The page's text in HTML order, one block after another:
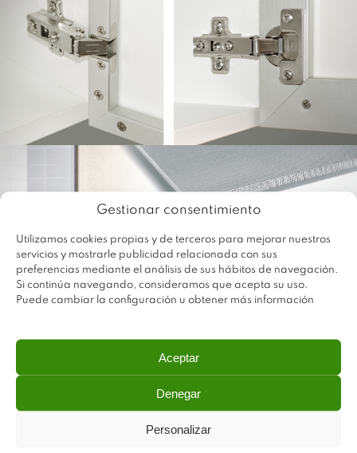
Gestionar consentimiento
Utilizamos cookies propias y de terceros para mejorar nuestros
servicios y mostrarle publicidad relacionada con sus
preferencias mediante el análisis de sus hábitos de navegación.
Si continúa navegando, consideramos que acepta su uso.
Puede cambiar la configuración u obtener más información
Aceptar
Denegar
Personalizar
Perfiles Puerta de Aluminio
Protectores, Esterilla y Laterales
campana
Pull-out corner unit (Right-Left)